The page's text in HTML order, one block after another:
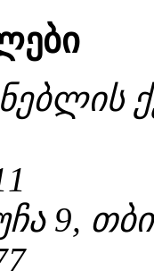
9,